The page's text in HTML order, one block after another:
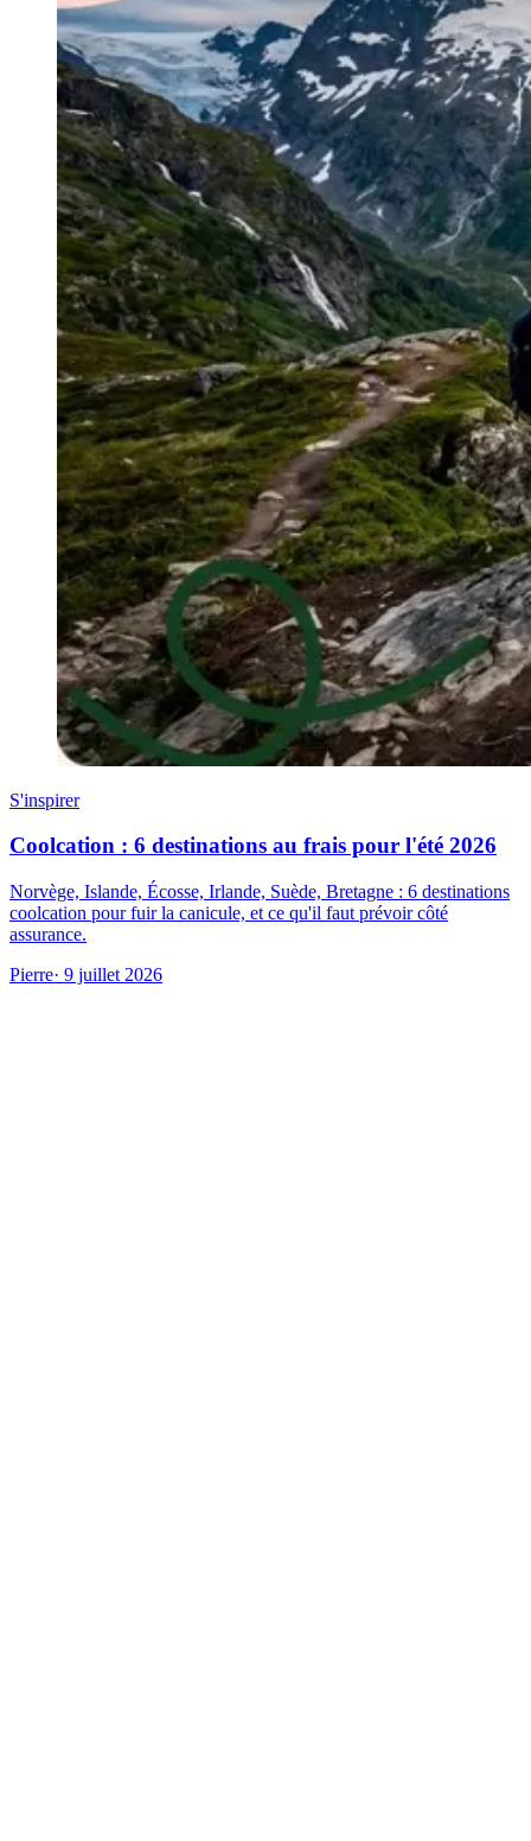
S'inspirer
Coolcation : 6 destinations au frais pour l'été 2026
Norvège, Islande, Écosse, Irlande, Suède, Bretagne : 6 destinations
coolcation pour fuir la canicule, et ce qu'il faut prévoir côté
assurance.
Pierre· 9 juillet 2026